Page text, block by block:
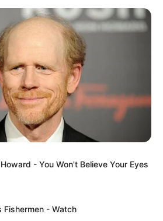
- You Won't Believe Your Eyes
Fishermen - Watch